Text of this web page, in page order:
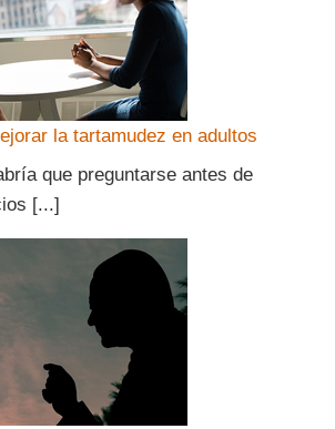
la tartamudez en adultos
que preguntarse antes de
[...]